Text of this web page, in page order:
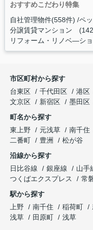
おすすめこだわり特集
自社管理物件(558件) ペ
分譲賃貸マンション
リフォーム・リノベ―シ
市区町村から探す
台東区
千代田区 港区
文京区
新宿区 墨田区
町名から探す
東上野
元浅草 南千住
二番町
豊洲
松が谷
沿線から探す
日比谷線
銀座線 山手
つくばエクスプレス
常
駅から探す
上野
南千住 稲荷町
浅草
田原町 浅草